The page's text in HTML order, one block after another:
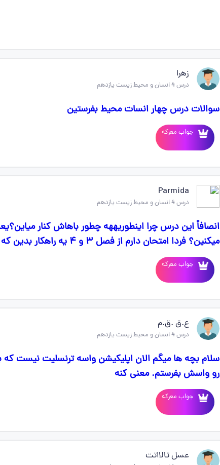
زهرا
درس 4 انسان و محیط زیست یازدهم
سوالات درس چهار انسات محیط بفرستین
جواب معرکه
Parmida
درس 4 انسان و محیط زیست یازدهم
انصافاً این درس چرا اینطوریههه چطور باهاش کنار
میکنین؟ فردا امتحان دارم از فصل ۳ و ۴ یه راهکار بدین که بتونم راحت‌تر بخونمش
جواب معرکه
ع.ق .ق.م
درس 4 انسان و محیط زیست یازدهم
سلام بچه ها میگم الان اپلیکیشن واسه ترنسلیت نیست که
رو واسش بفرستم. معنی کنه
جواب معرکه
عسل تالااتت